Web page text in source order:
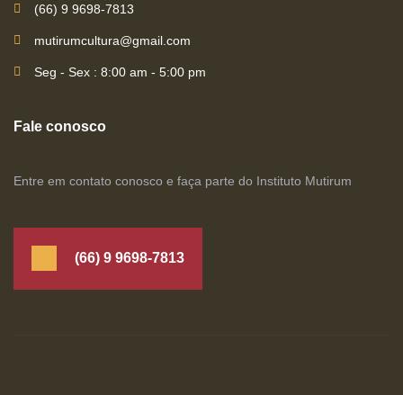
(66) 9 9698-7813
mutirumcultura@gmail.com
Seg - Sex : 8:00 am - 5:00 pm
Fale conosco
Entre em contato conosco e faça parte do Instituto Mutirum
(66) 9 9698-7813